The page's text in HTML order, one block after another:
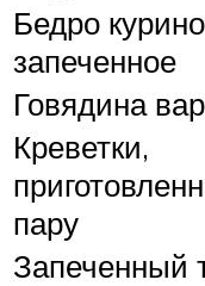
Бедро
запеченное
Говядина
Креветки,
пару
Запеченный